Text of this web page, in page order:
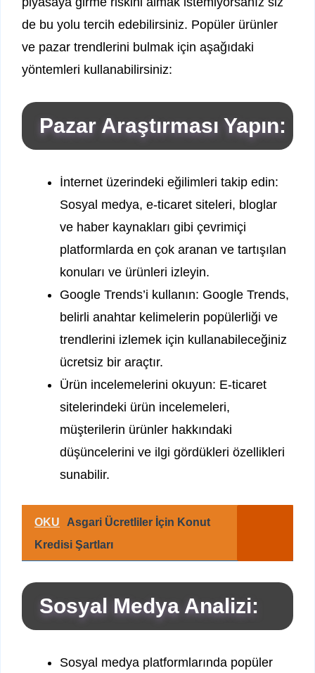
de bu yolu tercih edebilirsiniz. Popüler ürünler
ve pazar trendlerini bulmak için aşağıdaki
yöntemleri kullanabilirsiniz:
Pazar Araştırması Yapın:
İnternet üzerindeki eğilimleri takip edin:
Sosyal medya, e-ticaret siteleri, bloglar
ve haber kaynakları gibi çevrimiçi
platformlarda en çok aranan ve tartışılan
konuları ve ürünleri izleyin.
Google Trends’i kullanın: Google Trends,
belirli anahtar kelimelerin popülerliği ve
trendlerini izlemek için kullanabileceğiniz
ücretsiz bir araçtır.
Ürün incelemelerini okuyun: E-ticaret
sitelerindeki ürün incelemeleri,
müşterilerin ürünler hakkındaki
düşüncelerini ve ilgi gördükleri özellikleri
sunabilir.
OKU
Asgari Ücretliler İçin Konut
Kredisi Şartları
Sosyal Medya Analizi:
Sosyal medya platformlarında popüler